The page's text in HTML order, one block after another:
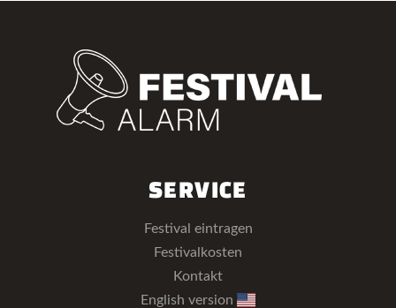
SERVICE
Festival eintragen
Festivalkosten
Kontakt
English version